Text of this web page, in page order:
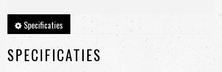
Specificaties
SPECIFICATIES